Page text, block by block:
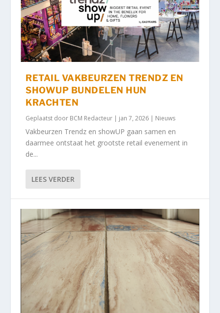
RETAIL VAKBEURZEN TRENDZ EN
SHOWUP BUNDELEN HUN
KRACHTEN
Geplaatst door BCM Redacteur | jan 7, 2026 | Nieuws
Vakbeurzen Trendz en showUP gaan samen en
daarmee ontstaat het grootste retail evenement in
de...
LEES VERDER